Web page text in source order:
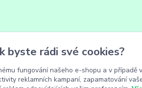
byste rádi své cookies?
fungování našeho e-shopu a v případě
reklamních kampaní, zapamatování